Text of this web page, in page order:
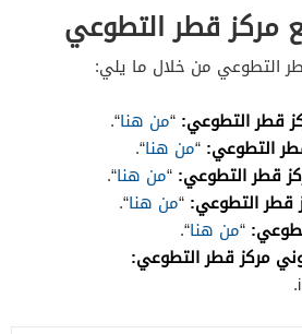
مركز قطر التطوعي
التطوعي من خلال ما يلي:
قطر التطوعي: “من هنا“.
التطوعي: “من هنا“.
قطر التطوعي: “من هنا“.
قطر التطوعي: “من هنا“.
“من هنا“.
مركز قطر التطوعي:
.